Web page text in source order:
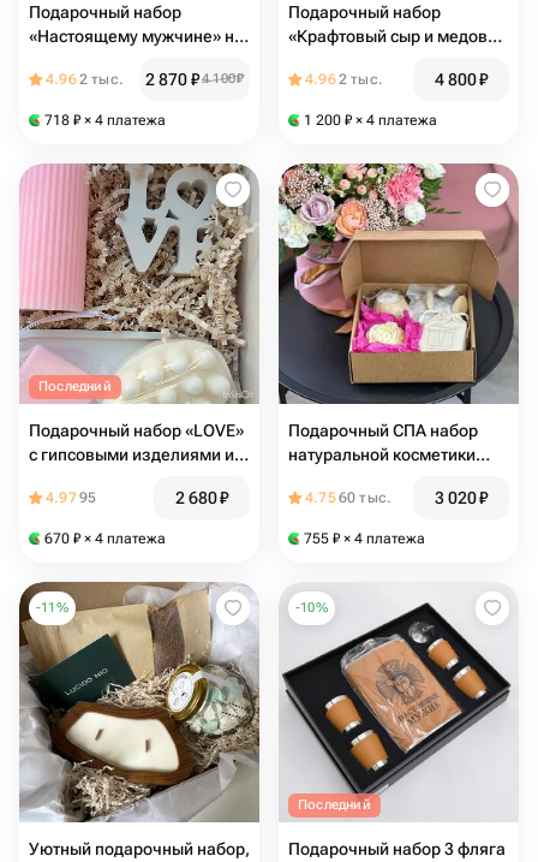
Подарочный набор
«Настоящему мужчине» на
сыну, мужу, папе, брату,
4.962 тыс. 2 870₽4 100₽
718 ₽ × 4 платежа
Подарочный набор
«Крафтовый сыр и медовая
4.962 тыс. 4 800₽
1 200 ₽ × 4 платежа
Последний
Подарочный набор «LOVE»
с гипсовыми изделиями и
4.9795 2 680₽
670 ₽ × 4 платежа
Подарочный СПА набор
натуральной косметики
за телом ROSE
4.7560 тыс. 3 020₽
755 ₽ × 4 платежа
-11 %
Уютный подарочный набор,
-10%
Последний
Подарочный набор 3 фляга